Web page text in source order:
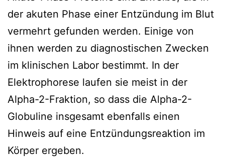
der akuten Phase einer Entzündung im Blut
vermehrt gefunden werden. Einige von
ihnen werden zu diagnostischen Zwecken
im klinischen Labor bestimmt. In der
Elektrophorese laufen sie meist in der
Alpha-2-Fraktion, so dass die Alpha-2-
Globuline insgesamt ebenfalls einen
Hinweis auf eine Entzündungsreaktion im
Körper ergeben.